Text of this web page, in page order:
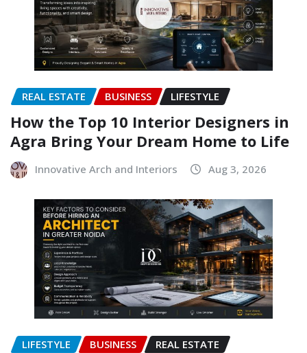
REAL ESTATE BUSINESS LIFESTYLE
How the Top 10 Interior Designers in
Agra Bring Your Dream Home to Life
Innovative Arch and Interiors Aug 3, 2026
LIFESTYLE BUSINESS REAL ESTATE